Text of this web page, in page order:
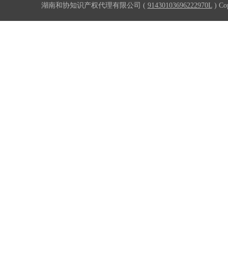
湖南和协知识产权代理有限公司 ( 91430103696222970L)